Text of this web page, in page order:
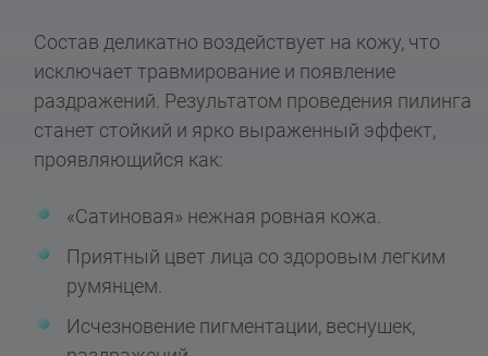
Состав деликатно воздействует на кожу, что
исключает травмирование и появление
раздражений. Результатом проведения пилинга
станет стойкий и ярко выраженный эффект,
проявляющийся как:
«Сатиновая» нежная ровная кожа.
Приятный цвет лица со здоровым легким
румянцем.
Исчезновение пигментации, веснушек,